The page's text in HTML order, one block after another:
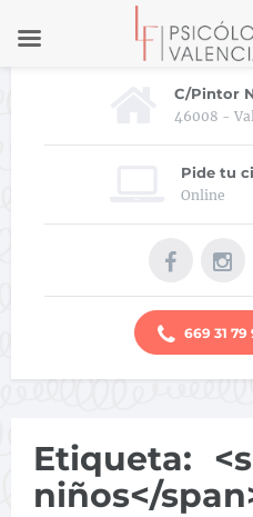
C/Pintor
46008 -
Pide tu
Online
669 31 79
Etiqueta:
niños</